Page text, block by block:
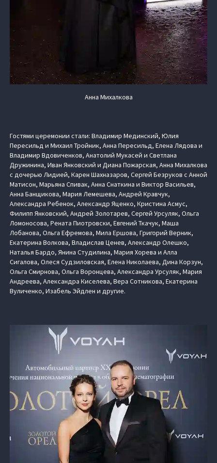
Анна Михалкова
Гостями церемонии стали: Владимир Мединский, Юлия
Пересильд и Михаил Тройник, Анна Пересильд, Елена Лядова и
Владимир Вдовиченков, Анатолий Мукасей и Светлана
Дружинина, Иван Янковский и Диана Пожарская, Анна Михалкова
с дочерью Лидией, Карен Шахназаров, Сергей Безруков с Анной
Матисон, Марьяна Спивак, Анна Снаткина и Виктор Васильев,
Анна Банщикова, Мария Лемешева, Андрей Кравчук,
Александра Ребенок, Александр Яценко, Кристина Асмус,
Филипп Янковский, Андрей Золотарев, Сергей Урсуляк, Ольга
Ломоносова, Рената Пиотровски, Евгений Ткачук, Маша
Лобанова, Ольга Ефремова, Мила Ершова, Григорий Верник,
Екатерина Волкова, Владислав Ценев, Александр Олешко,
Наталья Бардо, Янина Студилина, Мария Хорева и Алла
Сигалова, Олеся Судзиловская, Елена Николаева, Дина Корзун,
Ольга Смирнова, Ольга Воронцева, Александра Урсуляк, Мария
Андреева, Александра Киселева, Вера Сотникова, Екатерина
Вуличенко, Изабель Эйдлен и другие.